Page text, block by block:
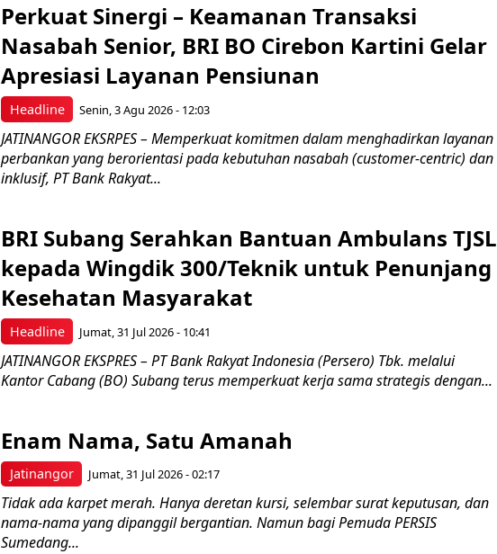
Headline
Perkuat Sinergi – Keamanan Transaksi
Nasabah Senior, BRI BO Cirebon Kartini Gelar
Apresiasi Layanan Pensiunan
Senin, 3 Agu 2026 - 12:03
JATINANGOR EKSRPES – Memperkuat komitmen dalam menghadirkan layanan
perbankan yang berorientasi pada kebutuhan nasabah (customer-centric) dan
inklusif, PT Bank Rakyat...
Headline
BRI Subang Serahkan Bantuan Ambulans TJSL
kepada Wingdik 300/Teknik untuk Penunjang
Kesehatan Masyarakat ​
Jumat, 31 Jul 2026 - 10:41
JATINANGOR EKSPRES – PT Bank Rakyat Indonesia (Persero) Tbk. melalui
Kantor Cabang (BO) Subang terus memperkuat kerja sama strategis dengan...
Jatinangor
Enam Nama, Satu Amanah
Jumat, 31 Jul 2026 - 02:17
Tidak ada karpet merah. Hanya deretan kursi, selembar surat keputusan, dan
nama-nama yang dipanggil bergantian. Namun bagi Pemuda PERSIS
Sumedang...